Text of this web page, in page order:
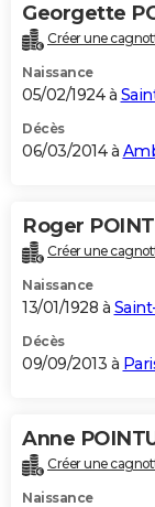
Georgette
Créer une
Naissance
05/02/1924 à
Décès
06/03/2014 à
Roger
Créer une
Naissance
13/01/1928 à
Décès
09/09/2013 à
Anne
Créer une
Naissance